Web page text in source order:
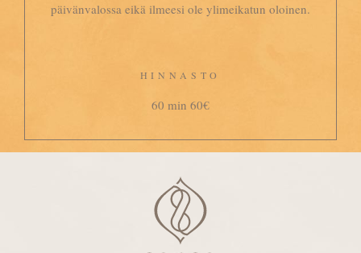
päivänvalossa eikä ilmeesi ole ylimeikatun oloinen.
HINNASTO
60 min 60€